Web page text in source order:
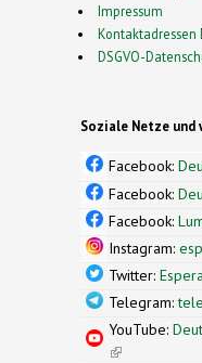
Impressum
Kontaktadressen
DSGVO-
Soziale Netze
Facebook:
Facebook:
Facebook:
Instagram:
Twitter:
Telegram:
YouTube:
(link is external)